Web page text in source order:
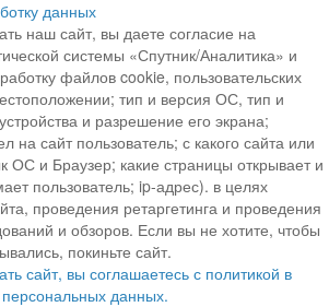
данных
наш сайт, вы даете согласие на
системы «Спутник/Аналитика» и
файлов cookie, пользовательских
тип и версия ОС, тип и
и разрешение его экрана;
на сайт пользователь; с какого сайта или
ОС и Браузер; какие страницы открывает и
пользователь; ip-адрес). в целях
проведения ретаргетинга и проведения
и обзоров. Если вы не хотите, чтобы
покиньте сайт.
сайт, вы соглашаетесь с политикой в
данных.